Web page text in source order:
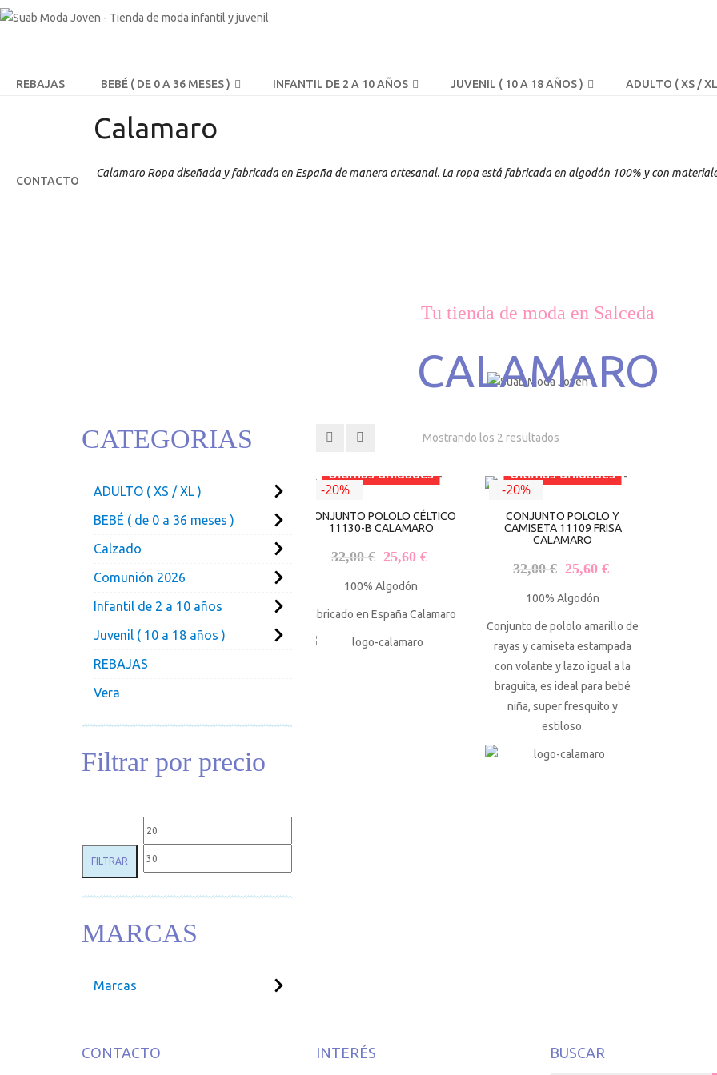
REBAJAS BEBÉ ( DE 0 A 36 MESES ) INFANTIL DE 2 A 10 AÑOS JUVENIL ( 10 A 18 AÑOS ) ADULTO ( XS /
CONTACTO
Calamaro
Calamaro Ropa diseñada y fabricada en España de manera artesanal. La ropa está fabricada en algodón 100% y con
Tu tienda de moda en Salceda
CALAMARO
Mostrando los 2 resultados
Últimas unidades
-20%
CONJUNTO POLOLO CÉLTICO
11130-B CALAMARO
32,00€ El precio original era: 32,00 €.
25,60 €
100% Algodón
Fabricado en España Calamaro
Últimas unidades
-20%
CONJUNTO POLOLO Y
CAMISETA 11109 FRISA
CALAMARO
32,00€ El precio original era:
25,60 €
100% Algodón
Conjunto de pololo amarillo de
rayas y camiseta estampada
con volante y lazo igual a la
braguita, es ideal para bebé
niña, super fresquito y
estiloso.
CATEGORIAS
ADULTO ( XS / XL )
BEBÉ ( de 0 a 36 meses )
Calzado
Comunión 2026
Infantil de 2 a 10 años
Juvenil ( 10 a 18 años )
REBAJAS
Vera
Filtrar por precio
Precio mínimo
FILTRAR
MARCAS
Marcas
CONTACTO INTERÉS BUSCAR